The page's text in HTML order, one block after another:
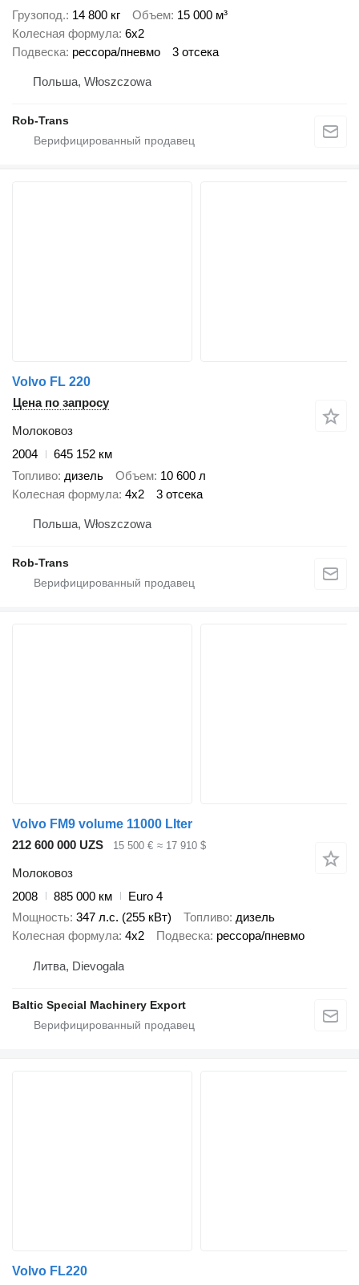
Грузопод. 14 800 кг Объем 15 000 м³
Колесная формула 6x2
Подвеска рессора/пневмо 3 отсека
Польша, Włoszczowa
Rob-Trans
Volvo FL 220
Цена по запросу
Молоковоз
2004
645 152 км
Топливо дизель Объем 10 600 л
Колесная формула 4x2 3 отсека
Польша, Włoszczowa
Rob-Trans
Volvo FM9 volume 11000 LIter
212 600 000 UZS
15 500 € ≈ 17 910 $
Молоковоз
2008
885 000 км
Euro 4
Мощность 347 л.с. (255 кВт) Топливо дизель
Колесная формула 4x2 Подвеска рессора/пневмо
Литва, Dievogala
Baltic Special Machinery Export
Volvo FL220